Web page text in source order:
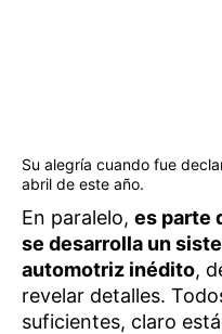
Su alegría cuando fue
abril de este año.
En paralelo, es parte
se desarrolla un
automotriz inédito,
revelar detalles.
suficientes, claro